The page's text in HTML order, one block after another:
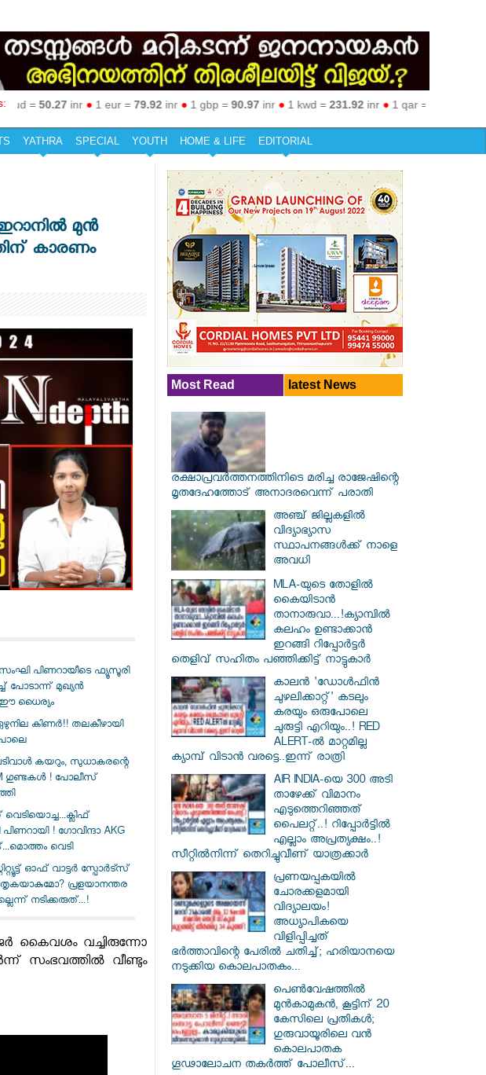
50.27inr●1 eur =79.92inr●1 gbp =90.97inr●1 kwd =231.92inr●1 qar =19.36
YATHRA SPECIAL YOUTH HOME & LIFE EDITORIAL
മുൻ
കാരണം
പിണറായീടെ ഫ്യൂസൂരി
പോടാന്ന് മുഖ്യന്‍
ഈ ധൈര്യം
കിണർ!! തലകീഴായി
കയറും, സുധാകരന്റെ
ഗുണ്ടകള്‍ ! പോലീസ്
! ഗോവിന്ദാ AKG
വെടി
ഓഫ് വാട്ടർ സ്പോർട്സ്
പ്രളയാനന്തര
നടിക്കരുത്...!
കൈവശം വച്ചിരുന്നോ
സംഭവത്തിൽ വീണ്ടും
Most Read latest News
രക്ഷാപ്രവര്‍ത്തനത്തിനിടെ മരിച്ച രാജേഷിന്റെ
മൃതദേഹത്തോട് അനാദരവെന്ന് പരാതി
അഞ്ച് ജില്ലകളില്‍
വിദ്യാഭ്യാസ
സ്ഥാപനങ്ങള്‍ക്ക് നാളെ
അവധി
MLA-യുടെ തോളിൽ
കൈയിടാൻ
താനാരുവാ...!ക്യാമ്പിൽ
കലഹം ഉണ്ടാക്കാൻ
ഇറങ്ങി റിപ്പോർട്ടർ
തെളിവ് സഹിതം പഞ്ഞിക്കിട്ട് നാട്ടുകാർ
കാലൻ 'ഡോൾഫിൻ
ചുഴലിക്കാറ്റ്' കടലും
കരയും ഒരുപോലെ
ചുരുട്ടി എറിയും..! RED
ALERT-ൽ മാറ്റമില്ല
ക്യാമ്പ് വിടാൻ വരട്ടെ..ഇന്ന് രാത്രി
AIR INDIA-യെ 300 അടി
താഴേക്ക് വിമാനം
എടുത്തെറിഞ്ഞത്
പൈലറ്റ്..! റിപ്പോർട്ടിൽ
എല്ലാം അപ്രത്യക്ഷം..!
സീറ്റിൽനിന്ന് തെറിച്ചുവീണ് യാത്രക്കാർ
പ്രണയപ്പകയിൽ
ചോരക്കളമായി
വിദ്യാലയം!
അധ്യാപികയെ
വിളിപ്പിച്ചത്
ഭർത്താവിന്റെ പേരിൽ ചതിച്ച്; ഹരിയാനയെ
നടുക്കിയ കൊലപാതകം...
പെൺവേഷത്തിൽ
മുൻകാമുകൻ, കൂട്ടിന് 20
കേസിലെ പ്രതികൾ;
ഗുരുവായൂരിലെ വൻ
കൊലപാതക
ഗൂഢാലോചന തകർത്ത് പോലീസ്...